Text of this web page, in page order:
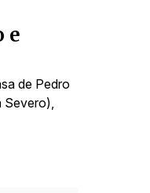
e
de Pedro
Severo),